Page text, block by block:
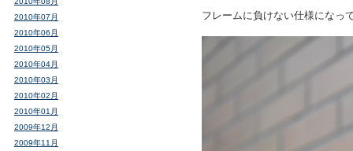
フレームに負けない仕様になっ
2010年07月
2010年06月
2010年05月
2010年04月
2010年03月
2010年02月
2010年01月
2009年12月
2009年11月